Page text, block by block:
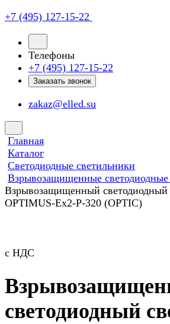
+7 (495) 127-15-22
Телефоны
+7 (495) 127-15-22
Заказать звонок
zakaz@elled.su
Главная
Каталог
Светодиодные светильники
Взрывозащищенные светодиодные
Взрывозащищенный светодиодный
OPTIMUS-Ex2-P-320 (OPTIC)
с НДС
светодиодный